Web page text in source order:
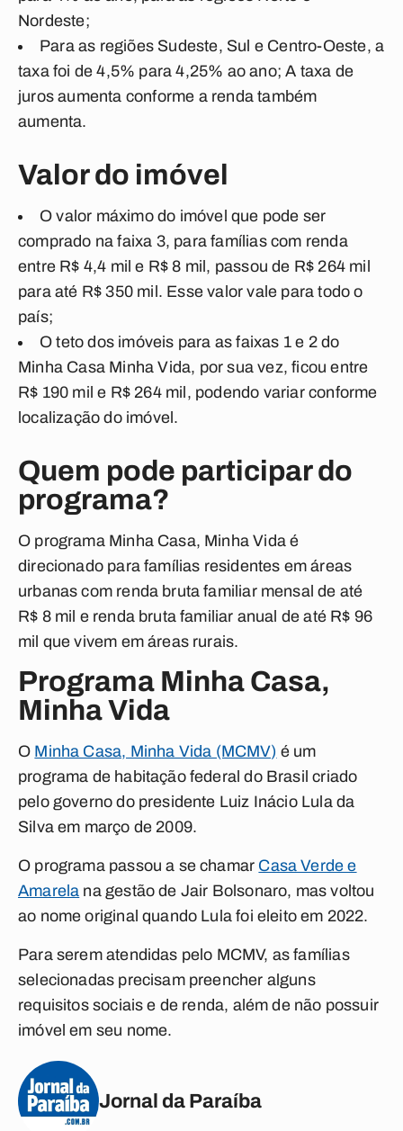
Nordeste;
Para as regiões Sudeste, Sul e Centro-Oeste, a
taxa foi de 4,5% para 4,25% ao ano; A taxa de
juros aumenta conforme a renda também
aumenta.
Valor do imóvel
O valor máximo do imóvel que pode ser
comprado na faixa 3, para famílias com renda
entre R$ 4,4 mil e R$ 8 mil, passou de R$ 264 mil
para até R$ 350 mil. Esse valor vale para todo o
país;
O teto dos imóveis para as faixas 1 e 2 do
Minha Casa Minha Vida, por sua vez, ficou entre
R$ 190 mil e R$ 264 mil, podendo variar conforme
localização do imóvel.
Quem pode participar do
programa?
O programa Minha Casa, Minha Vida é
direcionado para famílias residentes em áreas
urbanas com renda bruta familiar mensal de até
R$ 8 mil e renda bruta familiar anual de até R$ 96
mil que vivem em áreas rurais.
Programa Minha Casa,
Minha Vida
O Minha Casa, Minha Vida (MCMV) é um
programa de habitação federal do Brasil criado
pelo governo do presidente Luiz Inácio Lula da
Silva em março de 2009.
O programa passou a se chamar Casa Verde e
Amarela na gestão de Jair Bolsonaro, mas voltou
ao nome original quando Lula foi eleito em 2022.
Para serem atendidas pelo MCMV, as famílias
selecionadas precisam preencher alguns
requisitos sociais e de renda, além de não possuir
imóvel em seu nome.
Jornal da Paraíba